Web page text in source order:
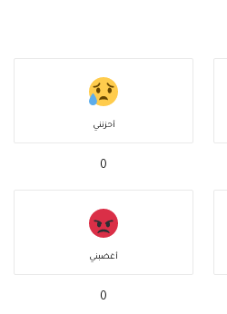
أحزنني
0
أغضبني
0